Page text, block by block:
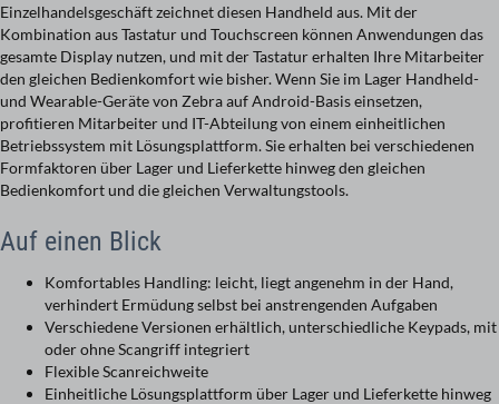
Einzelhandelsgeschäft zeichnet diesen Handheld aus. Mit der
Kombination aus Tastatur und Touchscreen können Anwendungen das
gesamte Display nutzen, und mit der Tastatur erhalten Ihre Mitarbeiter
den gleichen Bedienkomfort wie bisher. Wenn Sie im Lager Handheld-
und Wearable-Geräte von Zebra auf Android-Basis einsetzen,
profitieren Mitarbeiter und IT-Abteilung von einem einheitlichen
Betriebssystem mit Lösungsplattform. Sie erhalten bei verschiedenen
Formfaktoren über Lager und Lieferkette hinweg den gleichen
Bedienkomfort und die gleichen Verwaltungstools.
Auf einen Blick
Komfortables Handling: leicht, liegt angenehm in der Hand,
verhindert Ermüdung selbst bei anstrengenden Aufgaben
Verschiedene Versionen erhältlich, unterschiedliche Keypads, mit
oder ohne Scangriff integriert
Flexible Scanreichweite
Einheitliche Lösungsplattform über Lager und Lieferkette hinweg